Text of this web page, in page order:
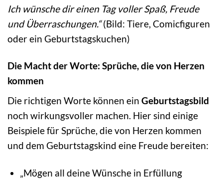
Ich wünsche dir einen Tag voller Spaß, Freude
und Überraschungen.“(Bild: Tiere, Comicfiguren
oder ein Geburtstagskuchen)
Die Macht der Worte: Sprüche, die von Herzen
kommen
Die richtigen Worte können ein Geburtstagsbild
noch wirkungsvoller machen. Hier sind einige
Beispiele für Sprüche, die von Herzen kommen
und dem Geburtstagskind eine Freude bereiten:
„Mögen all deine Wünsche in Erfüllung